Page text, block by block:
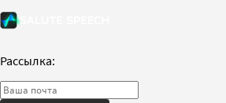
Рассылка: